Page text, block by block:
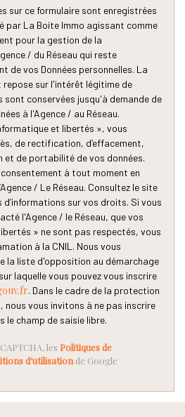
33,54 %
ans
42,58 %
ans
famille
49,38 %
8,56 %
17,48 %
82,52 %
5,48 %
sur ce formulaire sont enregistrées
par La Boite Immo agissant comme
pour la gestion de la
/ du Réseau qui reste
de vos Données personnelles. La
sur l'intérêt légitime de
sont conservées jusqu'à demande de
à l'Agence / au Réseau.
et libertés », vous
de rectification, d’effacement,
et de portabilité de vos données.
à tout moment en
/ Le Réseau. Consultez le site
d’informations sur vos droits. Si vous
l'Agence / le Réseau, que vos
» ne sont pas respectés, vous
à la CNIL. Nous vous
la liste d'opposition au démarchage
laquelle vous pouvez vous inscrire
. Dans le cadre de la protection
nous vous invitons à ne pas inscrire
le champ de saisie libre.
les Politiques de
d'utilisation de Google